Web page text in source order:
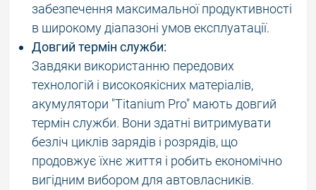
забезпечення максимальної продуктивності
в широкому діапазоні умов експлуатації.
Довгий термін служби:
Завдяки використанню передових
технологій і високоякісних матеріалів,
акумулятори "Titanium Pro" мають довгий
термін служби. Вони здатні витримувати
безліч циклів зарядів і розрядів, що
продовжує їхнє життя і робить економічно
вигідним вибором для автовласників.